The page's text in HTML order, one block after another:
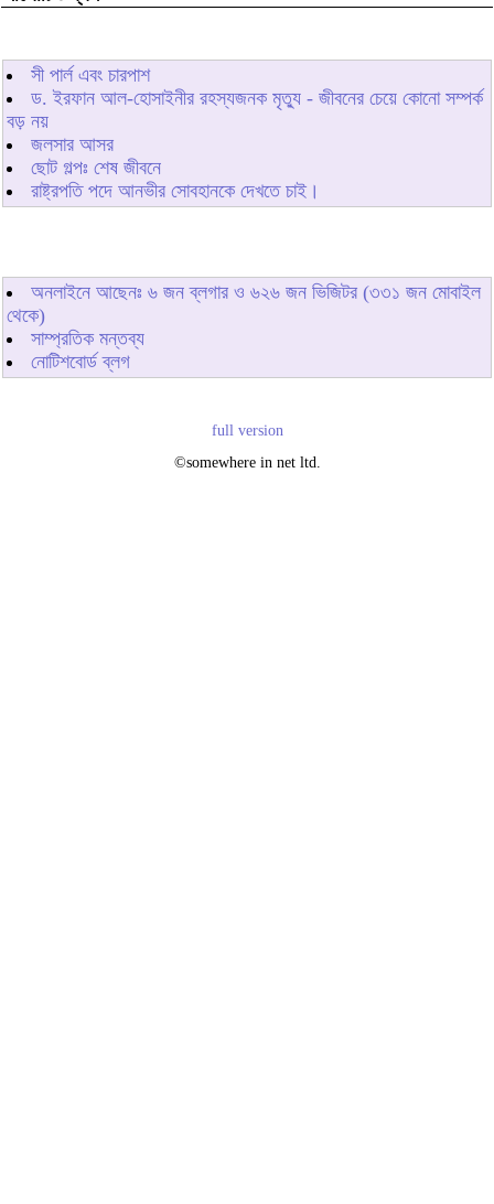
সী পার্ল এবং চারপাশ
ড. ইরফান আল-হোসাইনীর রহস্যজনক মৃত্যু - জীবনের চেয়ে কোনো সম্পর্ক
বড় নয়
জলসার আসর
ছোট গল্পঃ শেষ জীবনে
রাষ্ট্রপতি পদে আনভীর সোবহানকে দেখতে চাই।
অনলাইনে আছেনঃ ৬ জন ব্লগার ও ৬২৬ জন ভিজিটর (৩৩১ জন মোবাইল
থেকে)
সাম্প্রতিক মন্তব্য
নোটিশবোর্ড ব্লগ
full version
©somewhere in net ltd.